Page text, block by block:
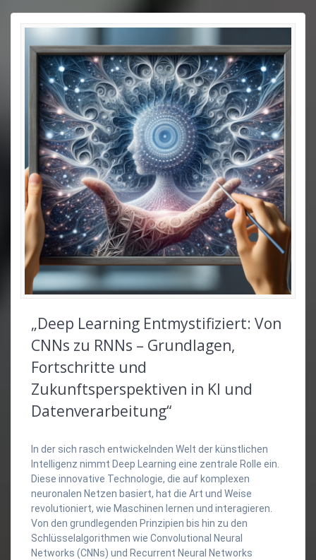
„Deep Learning Entmystifiziert: Von
CNNs zu RNNs – Grundlagen,
Fortschritte und
Zukunftsperspektiven in KI und
Datenverarbeitung“
In der sich rasch entwickelnden Welt der künstlichen
Intelligenz nimmt Deep Learning eine zentrale Rolle ein.
Diese innovative Technologie, die auf komplexen
neuronalen Netzen basiert, hat die Art und Weise
revolutioniert, wie Maschinen lernen und interagieren.
Von den grundlegenden Prinzipien bis hin zu den
Schlüsselalgorithmen wie Convolutional Neural
Networks (CNNs) und Recurrent Neural Networks